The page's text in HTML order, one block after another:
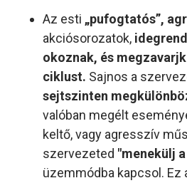
Az esti „pufogtatós”,
akciósorozatok,
okoznak, és
ciklust. Sajnos a
sejtszinten
valóban megélt
keltő, vagy agresszív
szervezeted "menekülj
üzemmódba kapcsol.